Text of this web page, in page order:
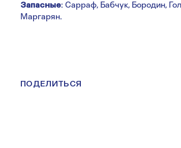
Запасные: Сарраф, Бабчук, Бородин,
Маргарян.
ПОДЕЛИТЬСЯ